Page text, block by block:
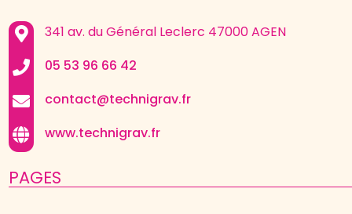
341 av. du Général Leclerc 47000 AGEN
05 53 96 66 42
contact@technigrav.fr
www.technigrav.fr
PAGES